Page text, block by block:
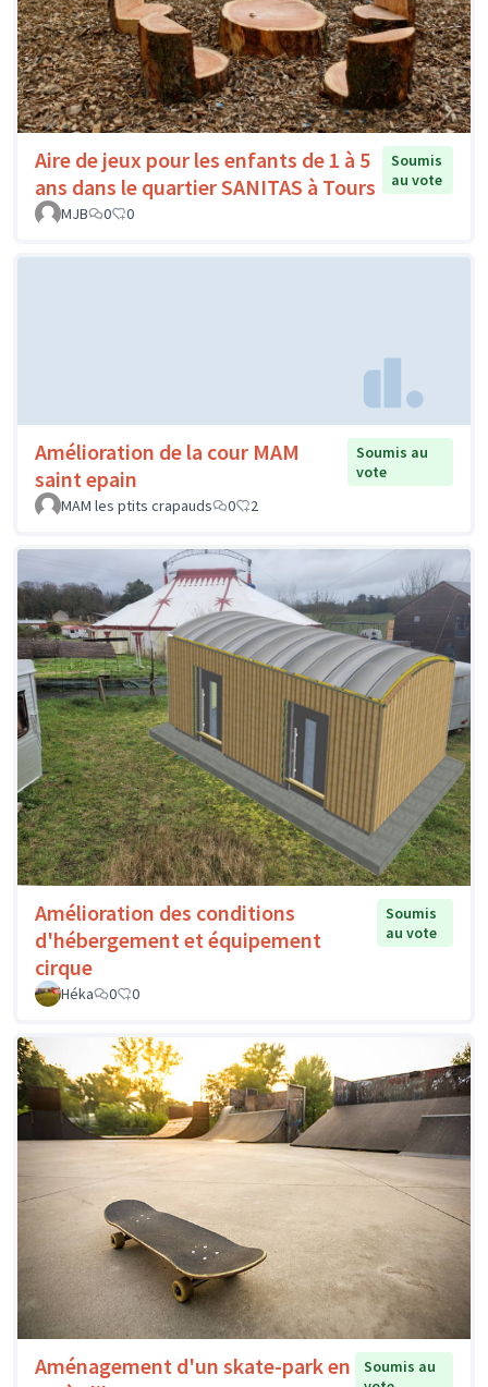
Aire de jeux pour les enfants de 1 à 5
ans dans le quartier SANITAS à Tours
Soumis
au vote
MJB
0 0
Amélioration de la cour MAM
saint epain
Soumis au
vote
MAM les ptits crapauds
0 2
Amélioration des conditions
d'hébergement et équipement
cirque
Soumis
au vote
Héka 0 0
Aménagement d'un skate-park en
Soumis au